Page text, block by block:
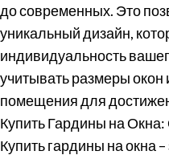
до современных. Это
уникальный дизайн,
индивидуальность
учитывать размеры
помещения для
Купить Гардины на
Купить гардины на окна